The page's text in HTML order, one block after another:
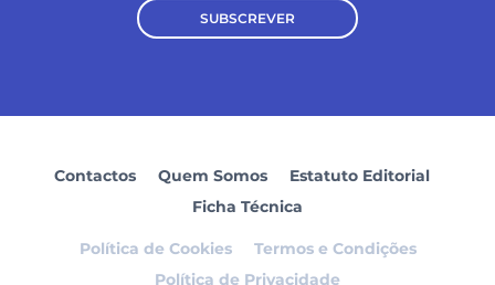
SUBSCREVER
Contactos Quem Somos
Estatuto Editorial
Ficha Técnica
Política de Cookies
Termos e Condições
Política de Privacidade